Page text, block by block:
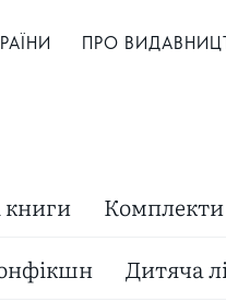
ПРО
книги
Дитяча